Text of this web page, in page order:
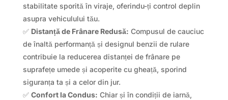
stabilitate sporită în viraje, oferindu-ți control deplin
asupra vehiculului tău.
✅ Distanță de Frânare Redusă: Compusul de cauciuc
de înaltă performanță și designul benzii de rulare
contribuie la reducerea distanței de frânare pe
suprafețe umede și acoperite cu gheață, sporind
siguranța ta și a celor din jur.
✅ Confort la Condus: Chiar și în condiții de iarnă,